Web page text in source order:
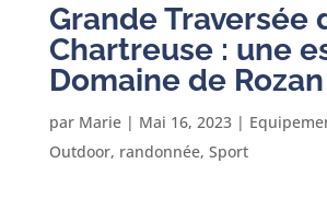
Grande Traversée
Chartreuse : une
Domaine de Rozan
par Marie| Mai 16, 2023|
Outdoor, randonnée, Sport